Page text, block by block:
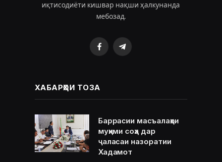
иқтисодиёти кишвар нақши ҳалкунанда
мебозад.
FacebookTelegram
ХАБАРҲОИ ТОЗА
Баррасии масъалаҳои
муҳими соҳа дар
ҷаласаи назоратии
Хадамот